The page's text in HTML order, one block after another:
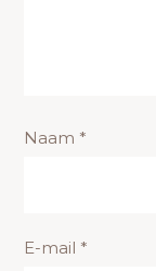
Naam *
E-mail *